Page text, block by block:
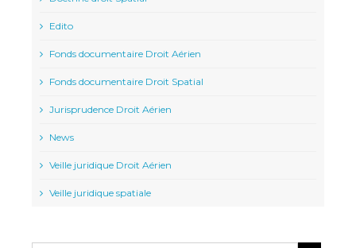
Edito
Fonds documentaire Droit Aérien
Fonds documentaire Droit Spatial
Jurisprudence Droit Aérien
News
Veille juridique Droit Aérien
Veille juridique spatiale